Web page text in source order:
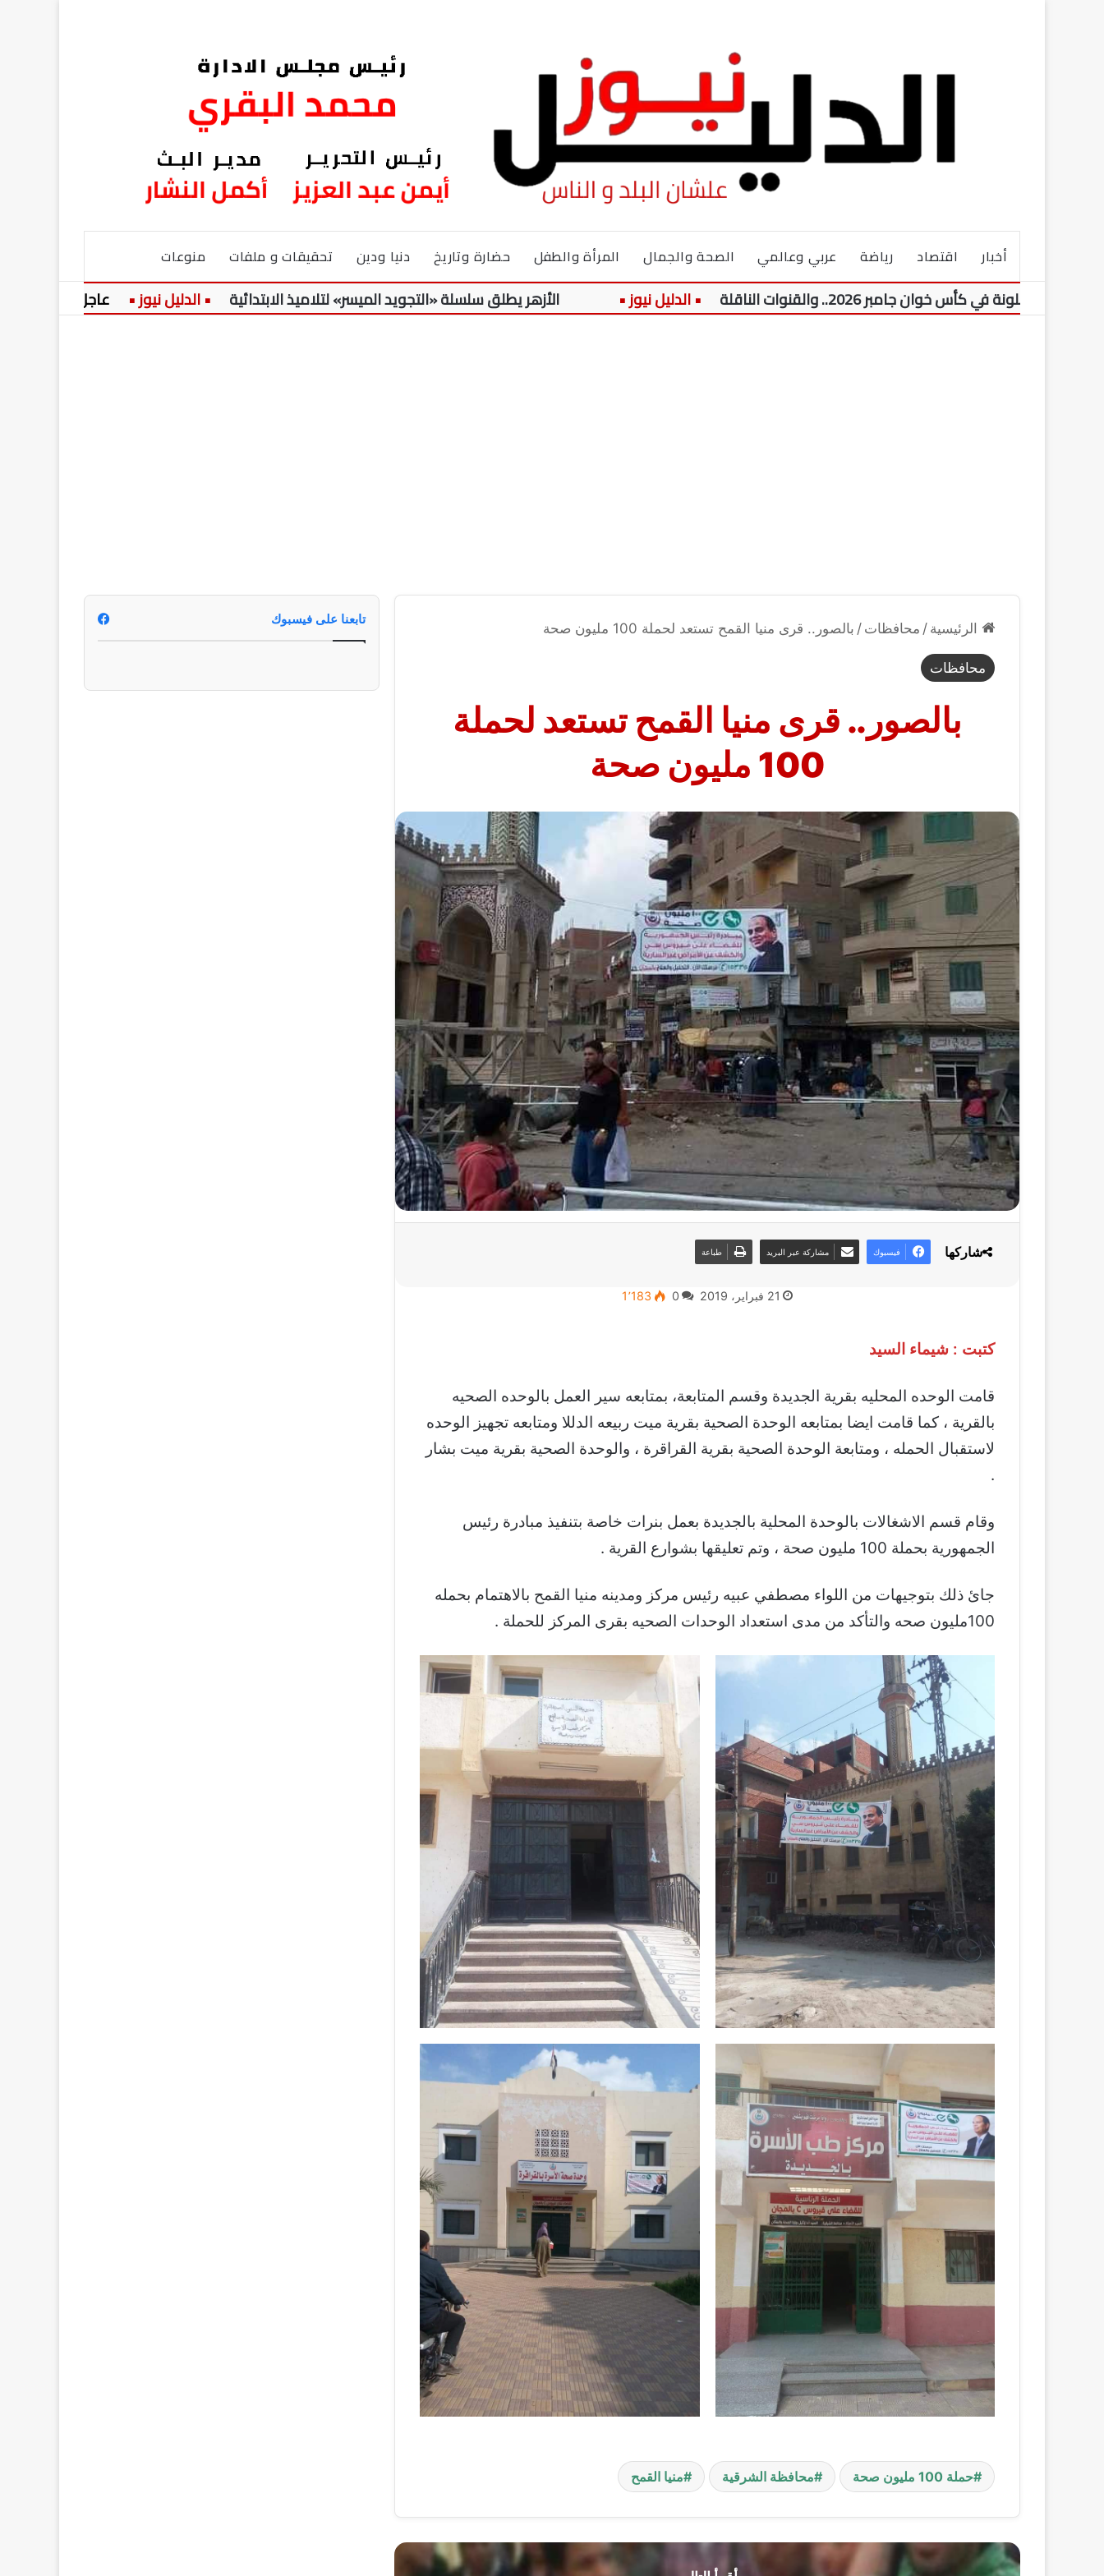
أخبار اقتصاد رياضة عربي وعالمي الصحة والجمال المرأة والطفل حضارة وتاريخ دنيا ودين تحقيقات و ملفات منوعات
خوان جامبر 2026.. والقنوات الناقلة الأزهر يطلق سلسلة «التجويد الميسر» لتلاميذ الابتدائية عاجل: حضرة المرحوم
الرئيسية / محافظات / بالصور.. قرى منيا القمح تستعد لحملة 100 مليون صحة
محافظات
بالصور.. قرى منيا القمح تستعد لحملة
100 مليون صحة
21 فبراير، 2019 0 1٬183
كتبت : شيماء السيد
قامت الوحده المحليه بقرية الجديدة وقسم المتابعة، بمتابعه سير العمل بالوحده الصحيه
بالقرية ، كما قامت ايضا بمتابعه الوحدة الصحية بقرية ميت ربيعه الدللا ومتابعه تجهيز الوحده
لاستقبال الحمله ، ومتابعة الوحدة الصحية بقرية القراقرة ، والوحدة الصحية بقرية ميت بشار
.
وقام قسم الاشغالات بالوحدة المحلية بالجديدة بعمل بنرات خاصة بتنفيذ مبادرة رئيس
الجمهورية بحملة 100 مليون صحة ، وتم تعليقها بشوارع القرية .
جائ ذلك بتوجيهات من اللواء مصطفي عبيه رئيس مركز ومدينه منيا القمح بالاهتمام بحمله
100مليون صحه والتأكد من مدى استعداد الوحدات الصحيه بقرى المركز للحملة .
حملة 100 مليون صحة محافظة الشرقية منيا القمح
شاركها فيسبوك مشاركة عبر البريد طباعة
تابعنا على فيسبوك